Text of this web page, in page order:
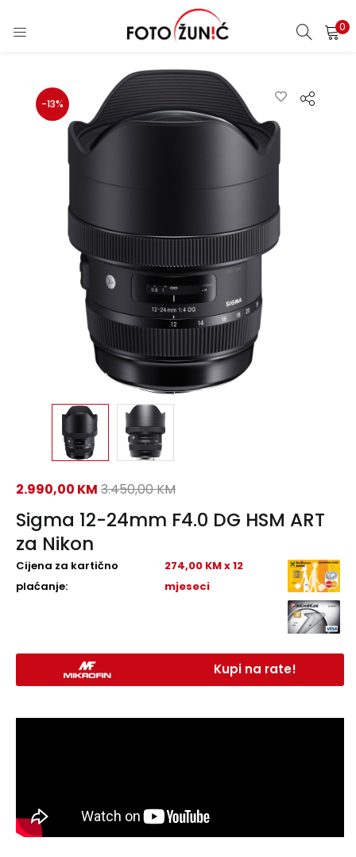
0
-13%
Sigma 12-24mm F4.0 DG HSM ART
za Nikon
2.990,00 KM 3.450,00KM
Cijena za kartično
plaćanje:
274,00 KM x 12
mjeseci
Kupi na rate!